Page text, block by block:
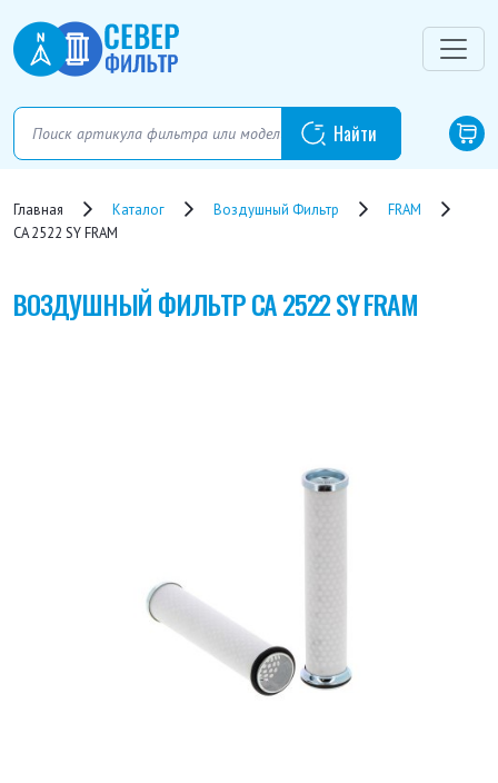
Главная Каталог Воздушный Фильтр
FRAM
CA 2522 SY FRAM
ВОЗДУШНЫЙ ФИЛЬТРCA 2522 SY FRAM